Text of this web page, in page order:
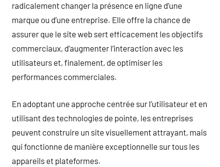
radicalement changer la présence en ligne d’une
marque ou d’une entreprise. Elle offre la chance de
assurer que le site web sert efficacement les objectifs
commerciaux, d’augmenter l’interaction avec les
utilisateurs et, finalement, de optimiser les
performances commerciales.
En adoptant une approche centrée sur l’utilisateur et en
utilisant des technologies de pointe, les entreprises
peuvent construire un site visuellement attrayant, mais
qui fonctionne de manière exceptionnelle sur tous les
appareils et plateformes.